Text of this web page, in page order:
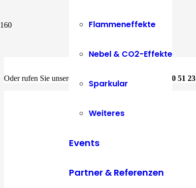
Flammeneffekte
Nebel & CO2-Effekte
Sparkular
Weiteres
Events
Partner & Referenzen
Oder rufen Sie unsere
0664 200 51 23